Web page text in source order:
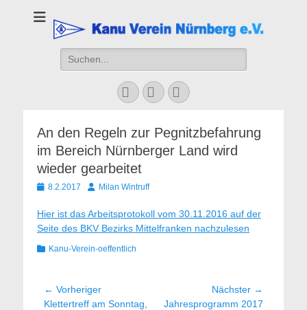
Kanu Verein
Nuernberg
Suchen
nach:
Facebook
YouTubeInstagram
An den Regeln zur Pegnitzbefahrung
im Bereich Nürnberger Land wird
wieder gearbeitet
Veröffentlicht
8.2.2017 AutorMilan Wintruff
Hier ist das Arbeitsprotokoll vom 30.11.2016 auf der
Seite des BKV Bezirks Mittelfranken nachzulesen
Kategorien
Kanu-Verein-oeffentlich
Beitragsnavigation
← Vorheriger
Vorheriger
Klettertreff am Sonntag,
Nächster →
Nächster
Jahresprogramm 2017